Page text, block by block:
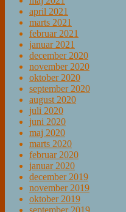
april 2021
marts 2021
februar 2021
januar 2021
december 2020
november 2020
oktober 2020
september 2020
august 2020
juli 2020
juni 2020
maj 2020
marts 2020
februar 2020
januar 2020
december 2019
november 2019
oktober 2019